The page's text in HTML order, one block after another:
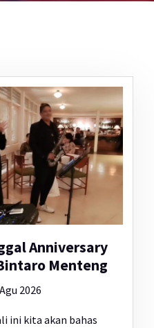
Anniversary
Menteng
2026
ini kita akan bahas